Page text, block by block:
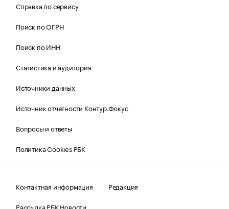
Справка по сервису
Поиск по ОГРН
Поиск по ИНН
Статистика и аудитория
Источники данных
Источник отчетности Контур.Фокус
Вопросы и ответы
Политика Cookies РБК
Контактная информация
Редакция
Рассылка РБК Новости